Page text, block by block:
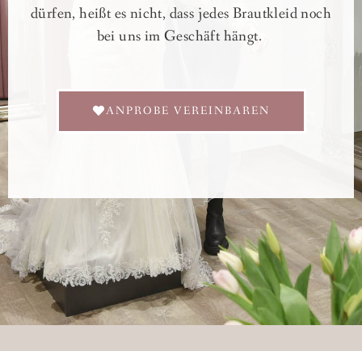
dürfen, heißt es nicht, dass jedes Brautkleid noch
bei uns im Geschäft hängt.
ANPROBE VEREINBAREN